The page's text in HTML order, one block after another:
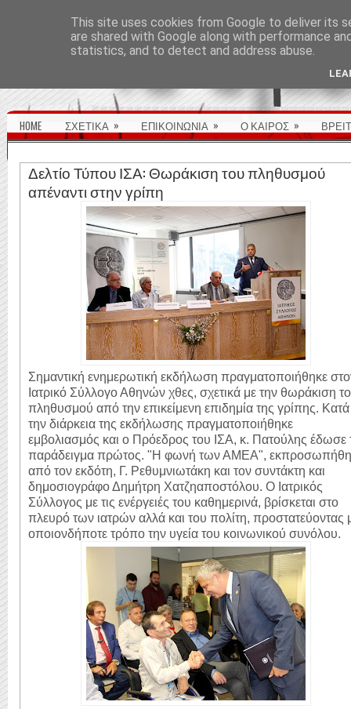
HOME ΣΧΕΤΙΚΑ » ΕΠΙΚΟΙΝΩΝΙΑ » Ο ΚΑΙΡΟΣ »
Δελτίο Τύπου ΙΣΑ: Θωράκιση του πληθυσμού
απέναντι στην γρίπη
Σημαντική ενημερωτική εκδήλωση πραγματοποιήθηκε
Ιατρικό Σύλλογο Αθηνών χθες, σχετικά με την θωράκιση
πληθυσμού από την επικείμενη επιδημία της γρίπης. Κατά
την διάρκεια της εκδήλωσης πραγματοποιήθηκε
εμβολιασμός και ο Πρόεδρος του ΙΣΑ, κ. Πατούλης έδωσε
παράδειγμα πρώτος. "Η φωνή των ΑΜΕΑ",
από τον εκδότη, Γ. Ρεθυμνιωτάκη και τον συντάκτη και
δημοσιογράφο Δημήτρη Χατζηαποστόλου. Ο Ιατρικός
Σύλλογος με τις ενέργειές του καθημερινά, βρίσκεται στο
πλευρό των ιατρών αλλά και του πολίτη, προστατεύοντας
οποιονδήποτε τρόπο την υγεία του κοινωνικού συνόλου.
This site uses cookies from Google to deliver its
are shared with Google along with performance
statistics, and to detect and address abuse.